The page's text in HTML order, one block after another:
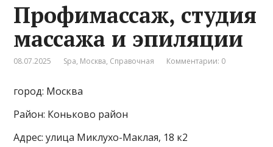
Профимассаж, студия
массажа и эпиляции
08.07.2025 Spa, Москва, Справочная Комментарии: 0
город: Москва
Район: Коньково район
Адрес: улица Миклухо-Маклая, 18 к2